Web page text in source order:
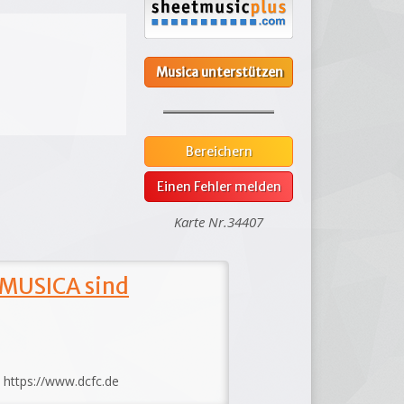
Musica unterstützen
Bereichern
Einen Fehler melden
Karte Nr.34407
sind
https://www.dcfc.de